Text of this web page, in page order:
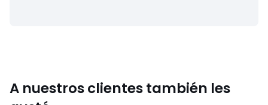
A nuestros clientes también les